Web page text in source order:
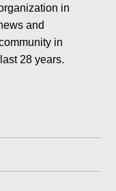
in
and
in
28 years.